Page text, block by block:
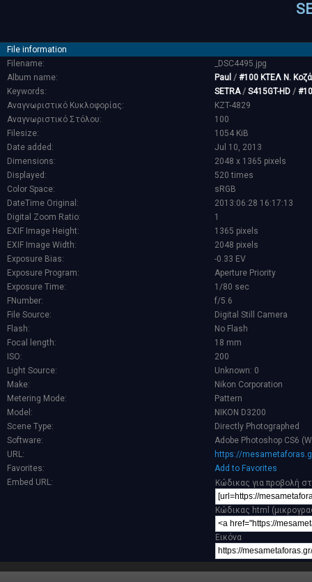
File information
Filename:
_DSC4495.jpg
Album name:
Paul / #100 ΚΤΕΛ Ν.
Keywords:
SETRA/ S415GT-HD /
Αναγνωριστικό Κυκλοφορίας:
KZT-4829
Αναγνωριστικό Στόλου:
100
Filesize:
1054 KiB
Date added:
Jul 10, 2013
Dimensions:
2048 x 1365 pixels
Displayed:
520 times
Color Space:
sRGB
DateTime Original:
2013:06:28 16:17:13
Digital Zoom Ratio:
1
EXIF Image Height:
1365 pixels
EXIF Image Width:
2048 pixels
Exposure Bias:
-0.33 EV
Exposure Program:
Aperture Priority
Exposure Time:
1/80 sec
FNumber:
f/5.6
File Source:
Digital Still Camera
Flash:
No Flash
Focal length:
18 mm
ISO:
200
Light Source:
Unknown: 0
Make:
Nikon Corporation
Metering Mode:
Pattern
Model:
NIKON D3200
Scene Type:
Directly Photographed
Software:
Adobe Photoshop CS6
URL:
https://
Favorites:
Add to Favorites
Embed URL:
Κώδικας για προβολή
Κώδικας html
Εικόνα